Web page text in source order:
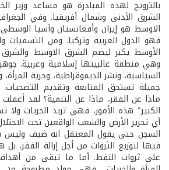
بالترويج لهذه المبادرة هو مساعد وزير
الشرق الأدنى وشمال أفريقيا. وفي
الاوسط هو إيران وأفغانستان وآسيا الوسطى
فهو الدول العربية وتركيا. ومن التسميات
الأوسط يكبر ليضم الشرق الاوسط والشرق
وهي منطقة غالبيتها إسلامية وعربية. جوهر
السياسية، ونشر الديموقراطية، وحرية
جميلة تستحق المتابعة وتقديم التضحيات.
ماذا عن الفقر، ماذا عن التنمية؟ لقد
الكبير" هذه الأمور، فهي تريد الحريات ولا
أي تحرير الأرض والشعب الواقعين تحت
السجن حتى يقول المعتقل انه ضيف وليس
فيها لتوزيع الثروات من أجل إزالة الفقر،
على ثروات النفط. أما ما تبقى من